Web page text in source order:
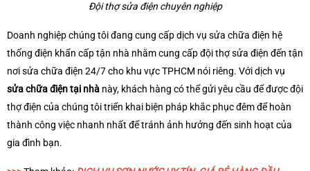
Đội thợ sửa điện chuyên nghiệp
Doanh nghiệp chúng tôi đang cung cấp dịch vụ sửa chữa điện hệ
thống điện khẩn cấp tận nhà nhằm cung cấp đội thợ sửa điện đến tận
nơi sửa chữa điện 24/7 cho khu vực TPHCM nói riêng. Với dịch vụ
sửa chữa điện tại nhà này, khách hàng có thể gửi yêu cầu để được đội
thợ điện của chúng tôi triển khai biện pháp khắc phục đêm để hoàn
thành công việc nhanh nhất để tránh ảnh hưởng đến sinh hoạt của
gia đình bạn.